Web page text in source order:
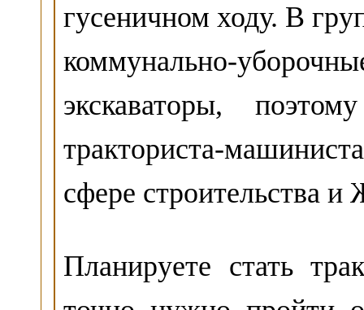
гусеничном ходу. В
коммунально-
экскаваторы,
тракториста-
сфере строительства
Планируете стать